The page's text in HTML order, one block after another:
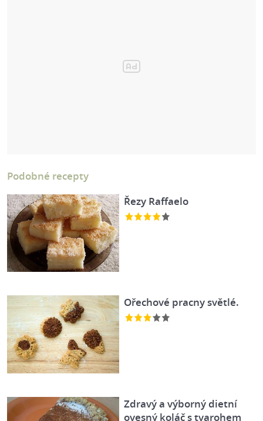
Podobné recepty
Řezy Raffaelo
Ořechové pracny světlé.
Zdravý a výborný dietní
ovesný koláč s tvarohem